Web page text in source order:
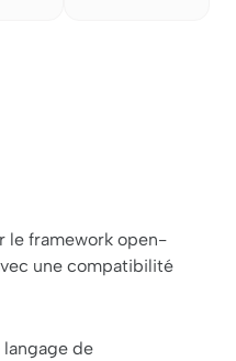
le framework open-
une compatibilité
langage de